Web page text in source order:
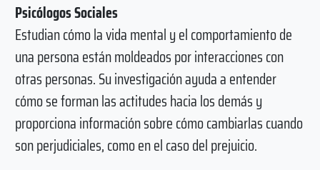
Psicólogos Sociales
Estudian cómo la vida mental y el comportamiento de
una persona están moldeados por interacciones con
otras personas. Su investigación ayuda a entender
cómo se forman las actitudes hacia los demás y
proporciona información sobre cómo cambiarlas cuando
son perjudiciales, como en el caso del prejuicio.